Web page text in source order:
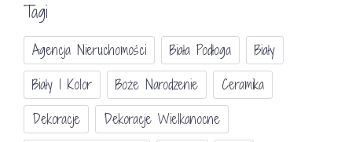
Tagi
Agencja Nieruchomości Biała Podłoga
Biały
Biały I Kolor
Boże Narodzenie
Ceramika
Dekoracje
Dekoracje Wielkanocne